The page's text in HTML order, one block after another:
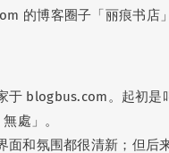
的博客圈子「丽痕书店」
于 blogbus.com。起初是
處」。
和氛围都很清新；但后